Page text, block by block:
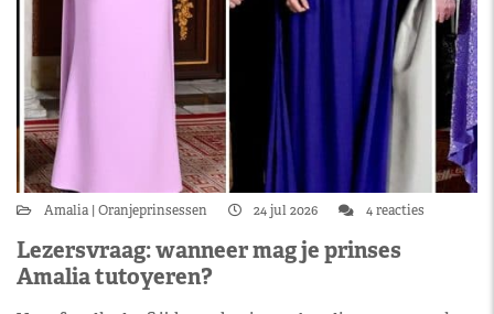
Amalia Oranjeprinsessen 24 jul 2026 4 reacties
Lezersvraag: wanneer mag je prinses
Amalia tutoyeren?